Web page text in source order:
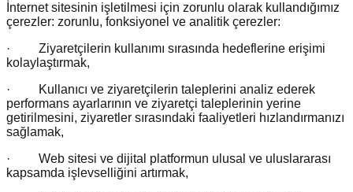
İnternet sitesinin işletilmesi için zorunlu olarak kullandığımız
çerezler: zorunlu, fonksiyonel ve analitik çerezler:
· Ziyaretçilerin kullanımı sırasında hedeflerine erişimi
kolaylaştırmak,
· Kullanıcı ve ziyaretçilerin taleplerini analiz ederek
performans ayarlarının ve ziyaretçi taleplerinin yerine
getirilmesini, ziyaretler sırasındaki faaliyetleri hızlandırmanızı
sağlamak,
· Web sitesi ve dijital platformun ulusal ve uluslararası
kapsamda işlevselliğini artırmak,